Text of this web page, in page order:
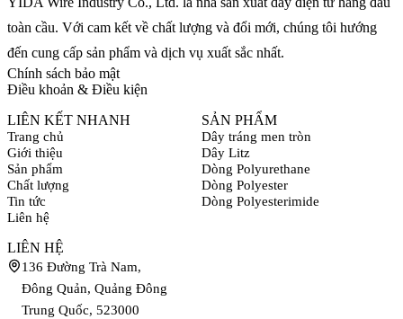
toàn cầu. Với cam kết về chất lượng và đổi mới, chúng tôi hướng
đến cung cấp sản phẩm và dịch vụ xuất sắc nhất.
Chính sách bảo mật
Điều khoản & Điều kiện
LIÊN KẾT NHANH
Trang chủ
Giới thiệu
Sản phẩm
Chất lượng
Tin tức
Liên hệ
SẢN PHẨM
Dây tráng men tròn
Dây Litz
Dòng Polyurethane
Dòng Polyester
Dòng Polyesterimide
LIÊN HỆ
136 Đường Trà Nam,
Đông Quản, Quảng Đông
Trung Quốc, 523000